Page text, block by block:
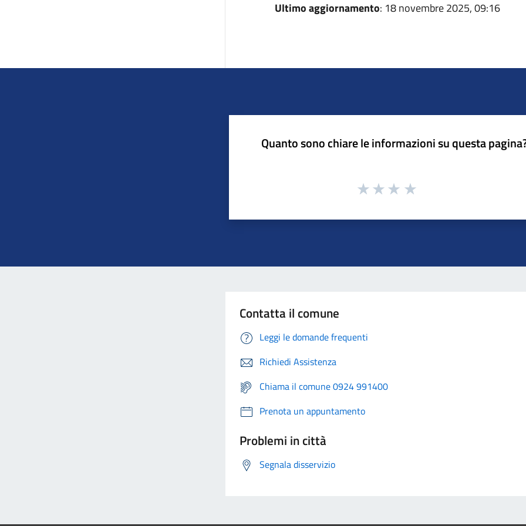
Ultimo aggiornamento: 18 novembre 2025, 09:16
Quanto sono chiare le informazioni su questa
Contatta il comune
Leggi le domande frequenti
Richiedi Assistenza
Chiama il comune 0924 991400
Prenota un appuntamento
Problemi in città
Segnala disservizio